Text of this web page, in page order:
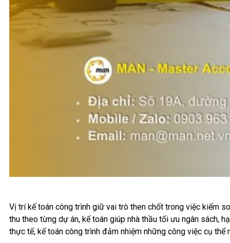
Vị trí kế toán công trình giữ vai trò then chốt trong việc kiểm
thu theo từng dự án, kế toán giúp nhà thầu tối ưu ngân sách,
thực tế, kế toán công trình đảm nhiệm những công việc cụ thể